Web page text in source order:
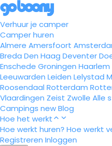
Verhuur je camper
Camper huren
Almere Amersfoort
Breda Den Haag Deventer
Enschede Groningen Haarlem
Leeuwarden Leiden Lelystad
Roosendaal Rotterdam
Vlaardingen Zeist Zwolle Alle
Campings newBlog
Hoe het werkt
Hoe werkt huren? Hoe werkt
Registreren Inloggen